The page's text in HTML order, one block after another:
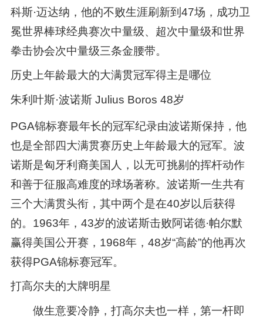
科斯·迈达纳，他的不败生涯刷新到47场，成功卫
冕世界棒球经典赛次中量级、超次中量级和世界
拳击协会次中量级三条金腰带。
历史上年龄最大的大满贯冠军得主是哪位
朱利叶斯·波诺斯 Julius Boros 48岁
PGA锦标赛最年长的冠军纪录由波诺斯保持，他
也是全部四大满贯赛历史上年龄最大的冠军。波
诺斯是匈牙利裔美国人，以无可挑剔的挥杆动作
和善于征服高难度的球场著称。波诺斯一生共有
三个大满贯头衔，其中两个是在40岁以后获得
的。1963年，43岁的波诺斯击败阿诺德·帕尔默
赢得美国公开赛，1968年，48岁“高龄”的他再次
获得PGA锦标赛冠军。
打高尔夫的大牌明星
做生意要冷静，打高尔夫也一样，第一杆即